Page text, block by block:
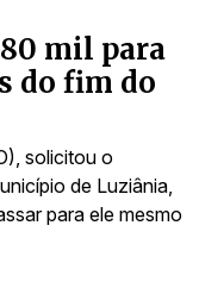
mil para
do fim do
solicitou o
de Luziânia,
para ele mesmo